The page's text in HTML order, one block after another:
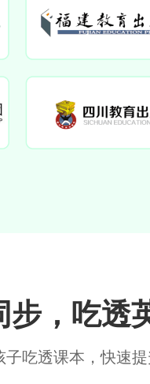
，吃透
吃透课本，快速